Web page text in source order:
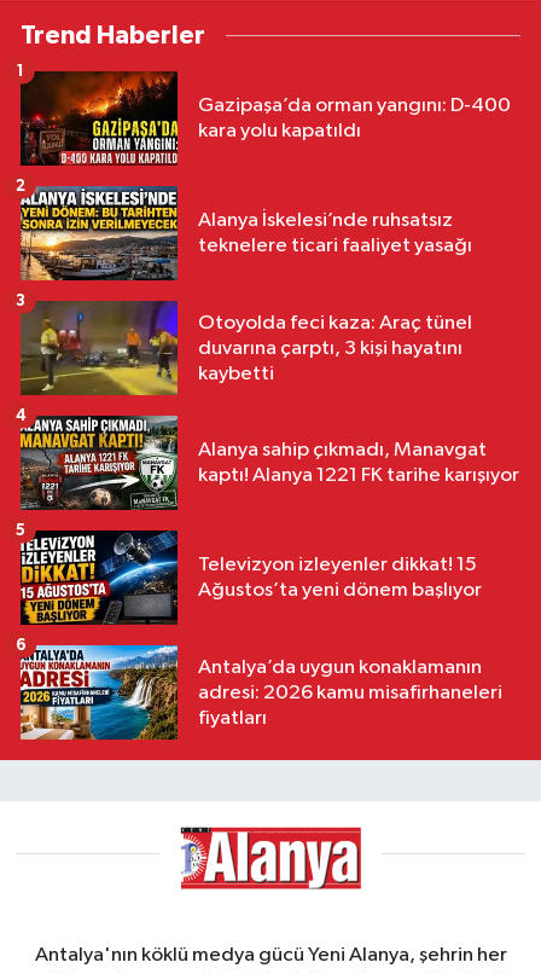
Trend Haberler
Gazipaşa’da orman yangını: D-400
kara yolu kapatıldı
1
Alanya İskelesi’nde ruhsatsız
teknelere ticari faaliyet yasağı
2
Otoyolda feci kaza: Araç tünel
duvarına çarptı, 3 kişi hayatını
kaybetti
3
Alanya sahip çıkmadı, Manavgat
kaptı! Alanya 1221 FK tarihe karışıyor
4
Televizyon izleyenler dikkat! 15
Ağustos’ta yeni dönem başlıyor
5
Antalya’da uygun konaklamanın
adresi: 2026 kamu misafirhaneleri
fiyatları
6
Antalya'nın köklü medya gücü Yeni Alanya, şehrin her